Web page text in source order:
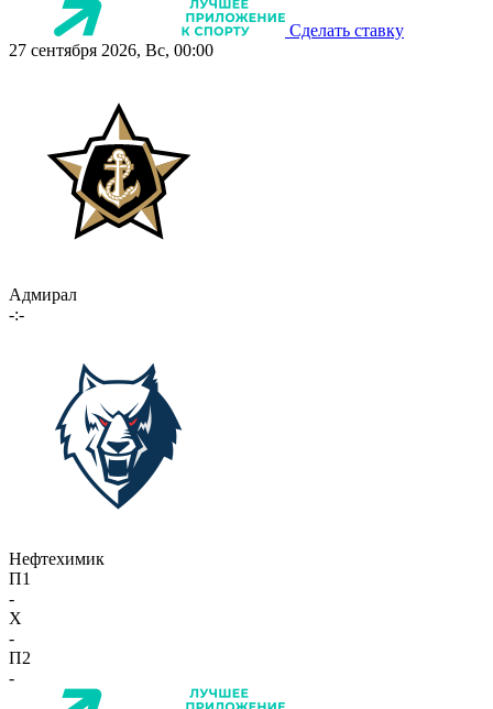
Сделать ставку
27 сентября 2026, Вс, 00:00
Адмирал
-:-
Нефтехимик
П1
-
X
-
П2
-